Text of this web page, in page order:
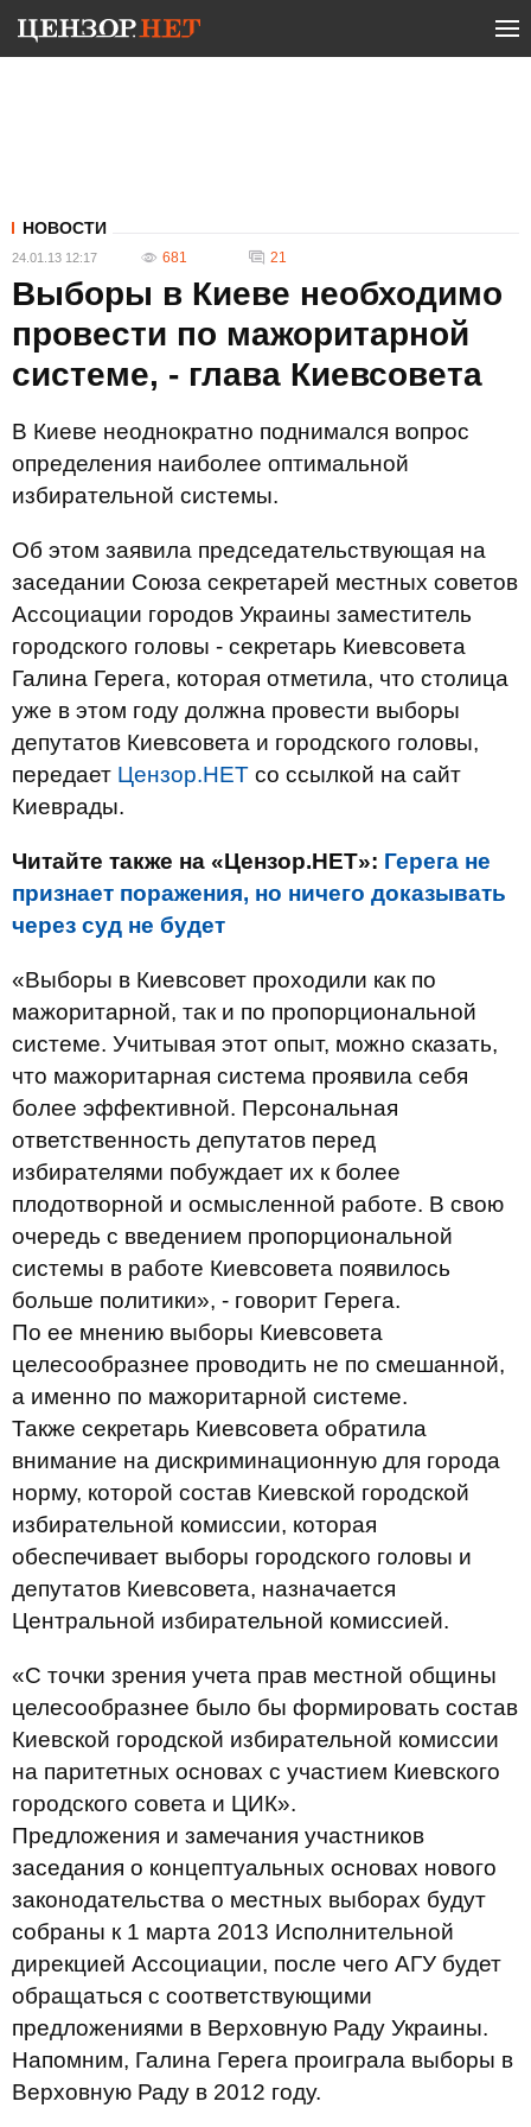
НОВОСТИ
24.01.13 12:17 681 21
Выборы в Киеве необходимо
провести по мажоритарной
системе, - глава Киевсовета
В Киеве неоднократно поднимался вопрос
определения наиболее оптимальной
избирательной системы.
Об этом заявила председательствующая на
заседании Союза секретарей местных советов
Ассоциации городов Украины заместитель
городского головы - секретарь Киевсовета
Галина Герега, которая отметила, что столица
уже в этом году должна провести выборы
депутатов Киевсовета и городского головы,
передает Цензор.НЕТ со ссылкой на сайт
Киеврады.
Читайте также на «Цензор.НЕТ»: Герега не
признает поражения, но ничего доказывать
через суд не будет
«Выборы в Киевсовет проходили как по
мажоритарной, так и по пропорциональной
системе. Учитывая этот опыт, можно сказать,
что мажоритарная система проявила себя
более эффективной. Персональная
ответственность депутатов перед
избирателями побуждает их к более
плодотворной и осмысленной работе. В свою
очередь с введением пропорциональной
системы в работе Киевсовета появилось
больше политики», - говорит Герега.
По ее мнению выборы Киевсовета
целесообразнее проводить не по смешанной,
а именно по мажоритарной системе.
Также секретарь Киевсовета обратила
внимание на дискриминационную для города
норму, которой состав Киевской городской
избирательной комиссии, которая
обеспечивает выборы городского головы и
депутатов Киевсовета, назначается
Центральной избирательной комиссией.
«С точки зрения учета прав местной общины
целесообразнее было бы формировать состав
Киевской городской избирательной комиссии
на паритетных основах с участием Киевского
городского совета и ЦИК».
Предложения и замечания участников
заседания о концептуальных основах нового
законодательства о местных выборах будут
собраны к 1 марта 2013 Исполнительной
дирекцией Ассоциации, после чего АГУ будет
обращаться с соответствующими
предложениями в Верховную Раду Украины.
Напомним, Галина Герега проиграла выборы в
Верховную Раду в 2012 году.